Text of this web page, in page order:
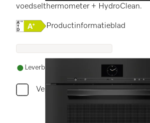
voedselthermometer + HydroClean.
Online Label Flag, Energielabel
Productinformatieblad
Leverbaar uit voorraad met gratis levering
Vergelijken